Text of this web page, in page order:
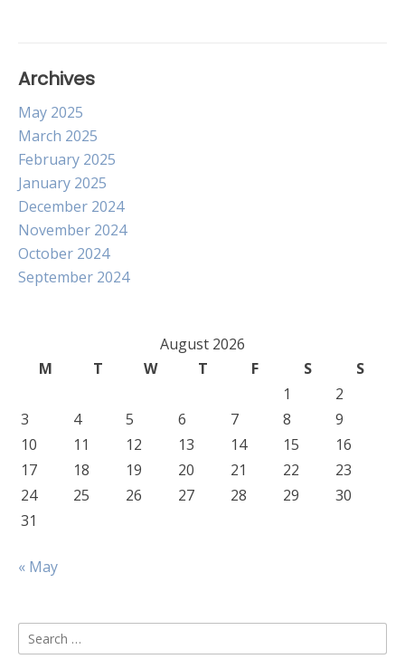
Archives
May 2025
March 2025
February 2025
January 2025
December 2024
November 2024
October 2024
September 2024
August 2026
M
T W T F S
S
1
2
3
4 5 6 7 8
9
10
11 12 13 14 15
16
17
18 19 20 21 22
23
24
25 26 27 28 29
30
31
« May
Search
for: